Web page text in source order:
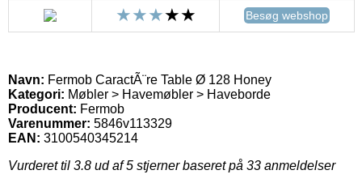
Besøg webshop
Navn: Fermob CaractÃ¨re Table Ø 128 Honey
Kategori: Møbler > Havemøbler > Haveborde
Producent: Fermob
Varenummer: 5846v113329
EAN: 3100540345214
Vurderet til 3.8 ud af 5 stjerner baseret på 33 anmeldelser